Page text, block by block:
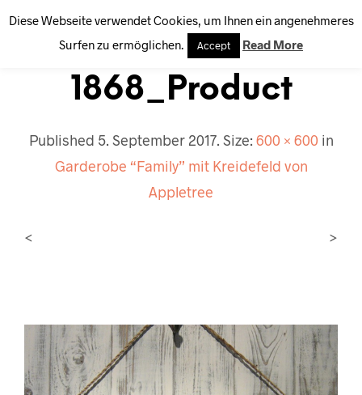
0
1868_Product
Published 5. September 2017. Size: 600 × 600in
Garderobe “Family” mit Kreidefeld von
Appletree
< >
Diese Webseite verwendet Cookies, um Ihnen ein angenehmeres
Surfen zu ermöglichen.
Accept Read More